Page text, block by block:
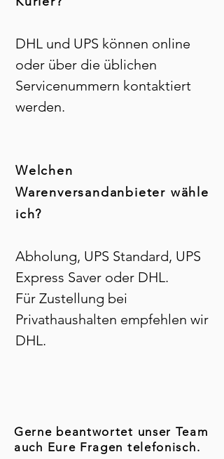
DHL und UPS können online
oder über die üblichen
Servicenummern kontaktiert
werden.
Welchen
Warenversandanbieter wähle
ich?
Abholung, UPS Standard, UPS
Express Saver oder DHL.
Für Zustellung bei
Privathaushalten empfehlen wir
DHL.
Gerne beantwortet unser Team
auch Eure Fragen telefonisch.